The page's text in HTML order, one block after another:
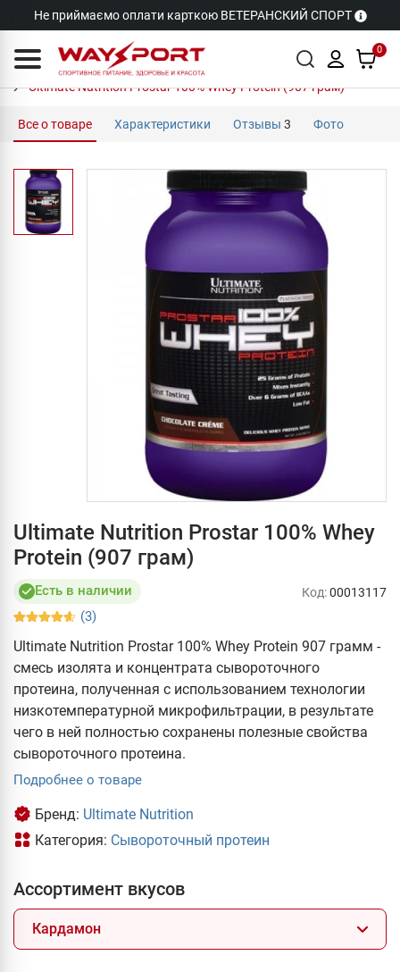
Не приймаємо оплати карткою ВЕТЕРАНСКИЙ СПОРТ
0
Ultimate Nutrition Prostar 100% Whey Protein (907 грам)
Все о товаре Характеристики Отзывы 3 Фото
Ultimate Nutrition Prostar 100% Whey
Protein (907 грам)
Есть в наличии
(3)
Код:00013117
Ultimate Nutrition Prostar 100% Whey Protein 907 грамм -
смесь изолята и концентрата сывороточного
протеина, полученная с использованием технологии
низкотемпературной микрофильтрации, в результате
чего в ней полностью сохранены полезные свойства
сывороточного протеина.
Подробнее о товаре
Бренд: Ultimate Nutrition
Категория: Сывороточный протеин
Ассортимент вкусов
Кардамон